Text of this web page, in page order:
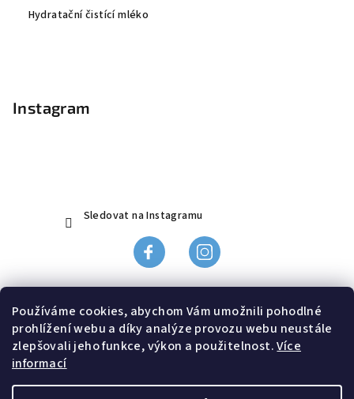
Používáme cookies, abychom Vám umožnili pohodlné
prohlížení webu a díky analýze provozu webu neustále
zlepšovali jeho funkce, výkon a použitelnost.Více
informací
Hydratační čistící mléko
Instagram
Sledovat na Instagramu
Ochrana údajů
Odstoupení od smlouvy, reklamace
Kontakt